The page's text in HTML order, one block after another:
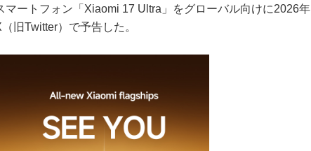
ートフォン「Xiaomi 17 Ultra」をグローバル向けに2026年
旧Twitter）で予告した。